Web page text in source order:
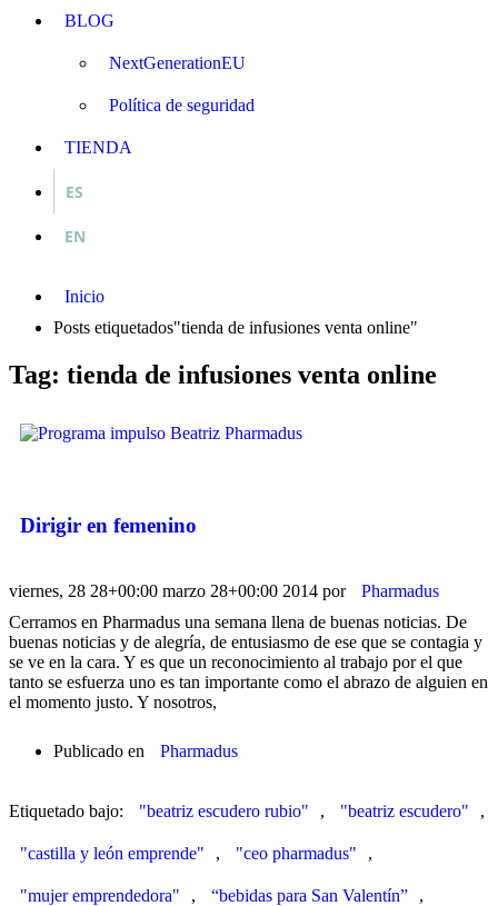
BLOG
NextGenerationEU
Política de seguridad
TIENDA
ES
EN
Inicio
Posts etiquetados"tienda de infusiones venta online"
Tag: tienda de infusiones venta online
Dirigir en femenino
viernes, 28 28+00:00 marzo 28+00:00 2014 por
Pharmadus
Cerramos en Pharmadus una semana llena de buenas noticias. De
buenas noticias y de alegría, de entusiasmo de ese que se contagia y
se ve en la cara. Y es que un reconocimiento al trabajo por el que
tanto se esfuerza uno es tan importante como el abrazo de alguien en
el momento justo. Y nosotros,
Publicado en Pharmadus
Etiquetado bajo: "beatriz escudero rubio" , "beatriz escudero" ,
"castilla y león emprende" , "ceo pharmadus" ,
"mujer emprendedora" , “bebidas para San Valentín” ,